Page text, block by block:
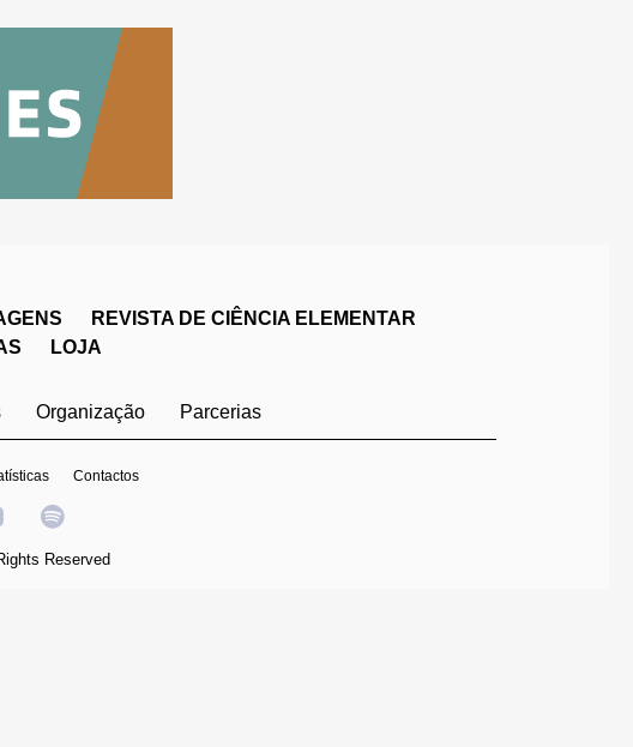
REVISTA DE CIÊNCIA ELEMENTAR
LOJA
Organização Parcerias
Contactos
Reserved